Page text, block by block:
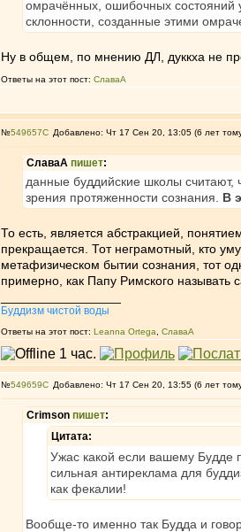
омрачённых, ошибочных состояний
склонности, созданные этими
Ну в общем, по мнению ДЛ, дуккха не
Ответы на этот пост: СлаваА
№549657 Добавлено: Чт 17 Сен 20, 13:05 (6 лет
СлаваА пишет:
данные буддийские школы считают,
зрения протяженности сознания. В
То есть, является абстракцией,
прекращается. Тот неграмотный, кто
метафизическом бытии сознания, тот
примерно, как Папу Римского называть
Буддизм чистой воды
Ответы на этот пост: Leanna Ortega СлаваА
№549659 Добавлено: Чт 17 Сен 20, 13:55 (6 лет
Crimson пишет:
Цитата:
Ужас какой если вашему Будде
сильная антиреклама для
как фекалии!
Вообще-то именно так Будда и